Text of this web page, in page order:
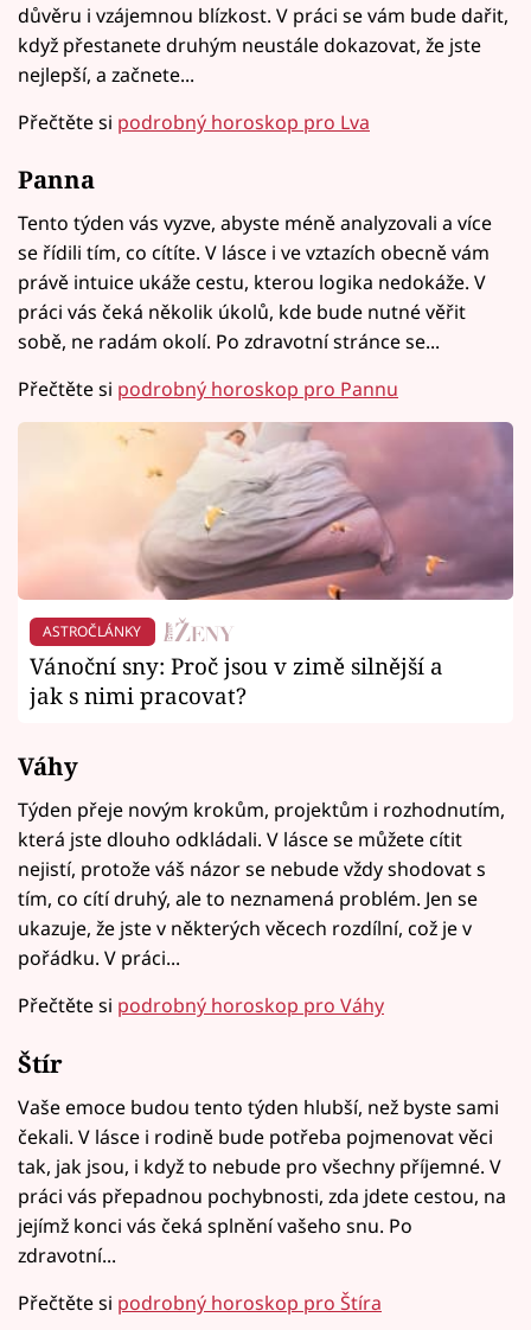
důvěru i vzájemnou blízkost. V práci se vám bude dařit,
když přestanete druhým neustále dokazovat, že jste
nejlepší, a začnete...
Přečtěte si podrobný horoskop pro Lva
Panna
Tento týden vás vyzve, abyste méně analyzovali a více
se řídili tím, co cítíte. V lásce i ve vztazích obecně vám
právě intuice ukáže cestu, kterou logika nedokáže. V
práci vás čeká několik úkolů, kde bude nutné věřit
sobě, ne radám okolí. Po zdravotní stránce se...
Přečtěte si podrobný horoskop pro Pannu
ASTROČLÁNKY
Vánoční sny: Proč jsou v zimě silnější a
jak s nimi pracovat?
Váhy
Týden přeje novým krokům, projektům i rozhodnutím,
která jste dlouho odkládali. V lásce se můžete cítit
nejistí, protože váš názor se nebude vždy shodovat s
tím, co cítí druhý, ale to neznamená problém. Jen se
ukazuje, že jste v některých věcech rozdílní, což je v
pořádku. V práci...
Přečtěte si podrobný horoskop pro Váhy
Štír
Vaše emoce budou tento týden hlubší, než byste sami
čekali. V lásce i rodině bude potřeba pojmenovat věci
tak, jak jsou, i když to nebude pro všechny příjemné. V
práci vás přepadnou pochybnosti, zda jdete cestou, na
jejímž konci vás čeká splnění vašeho snu. Po
zdravotní...
Přečtěte si podrobný horoskop pro Štíra